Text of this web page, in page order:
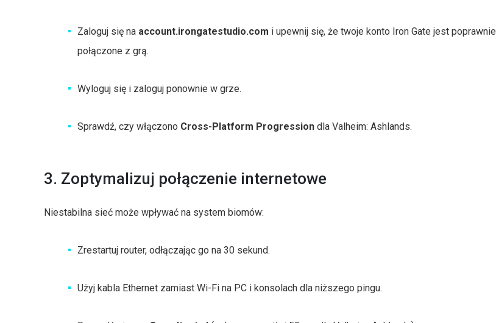
Zaloguj się na account.irongatestudio.com i upewnij się, że twoje konto Iron Gate jest poprawnie
połączone z grą.
Wyloguj się i zaloguj ponownie w grze.
Sprawdź, czy włączono Cross-Platform Progression dla Valheim: Ashlands.
3. Zoptymalizuj połączenie internetowe
Niestabilna sieć może wpływać na system biomów:
Zrestartuj router, odłączając go na 30 sekund.
Użyj kabla Ethernet zamiast Wi-Fi na PC i konsolach dla niższego pingu.